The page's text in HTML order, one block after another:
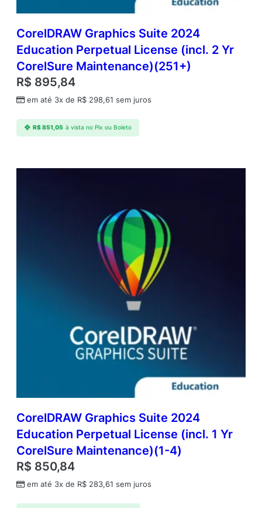
CorelDRAW Graphics Suite 2024
Education Perpetual License (incl. 2 Yr
CorelSure Maintenance)(251+)
R$ 895,84
em até 3x de R$ 298,61 sem juros
R$851,05 à vista no Pix ou Boleto
CorelDRAW Graphics Suite 2024
Education Perpetual License (incl. 1 Yr
CorelSure Maintenance)(1-4)
R$ 850,84
em até 3x de R$ 283,61 sem juros